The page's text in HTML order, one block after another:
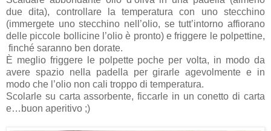
due dita), controllare la temperatura con uno stecchino
(immergete uno stecchino nell’olio, se tutt’intorno affiorano
delle piccole bollicine l’olio è pronto) e friggere le polpettine,
finché saranno ben dorate.
È meglio friggere le polpette poche per volta, in modo da
avere spazio nella padella per girarle agevolmente e in
modo che l’olio non cali troppo di temperatura.
Scolarle su carta assorbente, ficcarle in un conetto di carta
e…buon aperitivo ;)